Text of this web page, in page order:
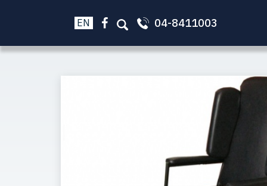
04-8411003
EN